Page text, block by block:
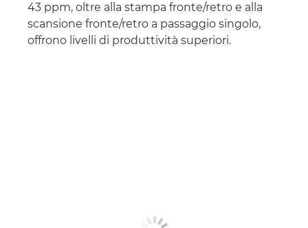
43 ppm, oltre alla stampa fronte/retro e alla
scansione fronte/retro a passaggio singolo,
offrono livelli di produttività superiori.